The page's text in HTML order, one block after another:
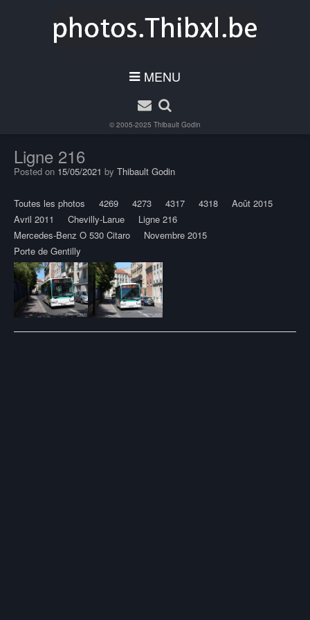
MENU
© 2005-2025 Thibault Godin
Ligne 216
Posted on 15/05/2021 by Thibault Godin
Toutes les photos 4269 4273 4317 4318
Août 2015
Avril 2011
Chevilly-Larue
Ligne 216
Mercedes-Benz O 530 Citaro
Novembre 2015
Porte de Gentilly
Post